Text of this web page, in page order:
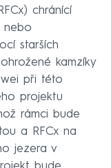
chránící
nebo
starších
kamzíky
při této
projektu
rámci bude
a RFCx na
jezera v